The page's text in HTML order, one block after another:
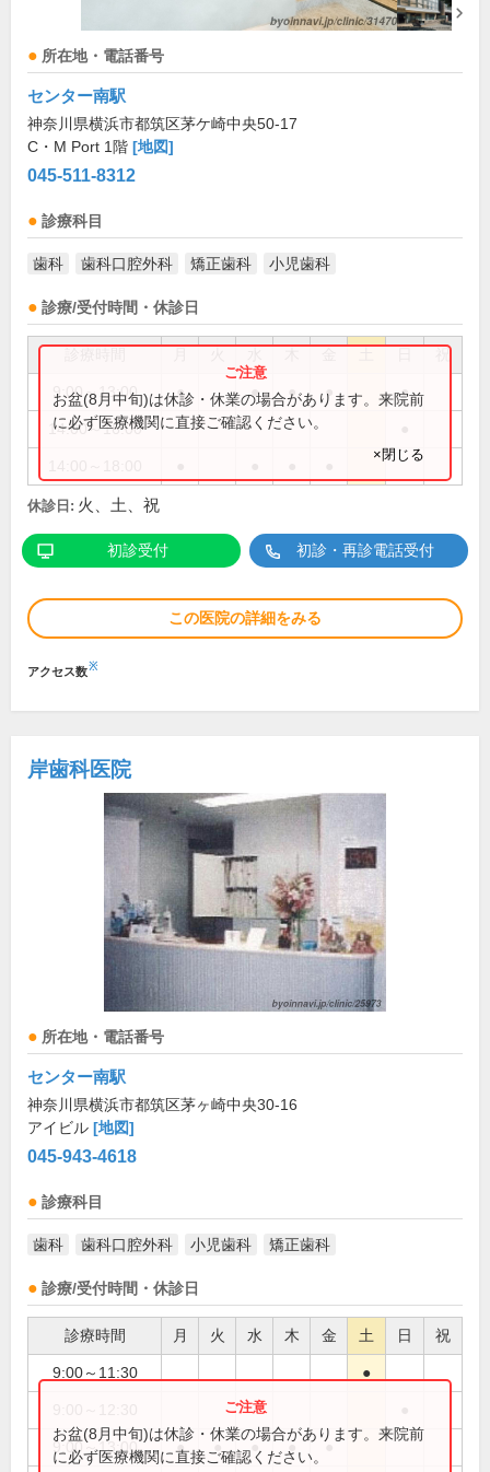
所在地・電話番号
センター南駅
神奈川県横浜市都筑区茅ケ崎中央50-17
C・M Port 1階 [地図]
045-511-8312
診療科目
歯科 歯科口腔外科 矯正歯科 小児歯科
診療/受付時間・休診日
祝
9:00～13:00 ● ● ● ● ●
14:00～16:00
お盆(8月中旬)は休診・休業の場合があります。来院前
に必ず医療機関に直接ご確認ください。
×閉じる
休診日: 火、土、祝
初診受付 初診・再診電話受付
この医院の詳細をみる
アクセス数※
岸歯科医院
所在地・電話番号
センター南駅
神奈川県横浜市都筑区茅ヶ崎中央30-16
アイビル [地図]
045-943-4618
診療科目
歯科 歯科口腔外科 小児歯科 矯正歯科
診療/受付時間・休診日
診療時間 月 火 水 木 金 土 日 祝
9:00～11:30 ●
9:00～13:00 ● ● ● ● ●
お盆(8月中旬)は休診・休業の場合があります。来院前
に必ず医療機関に直接ご確認ください。